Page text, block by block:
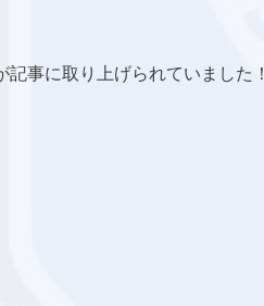
事に取り上げられていました！